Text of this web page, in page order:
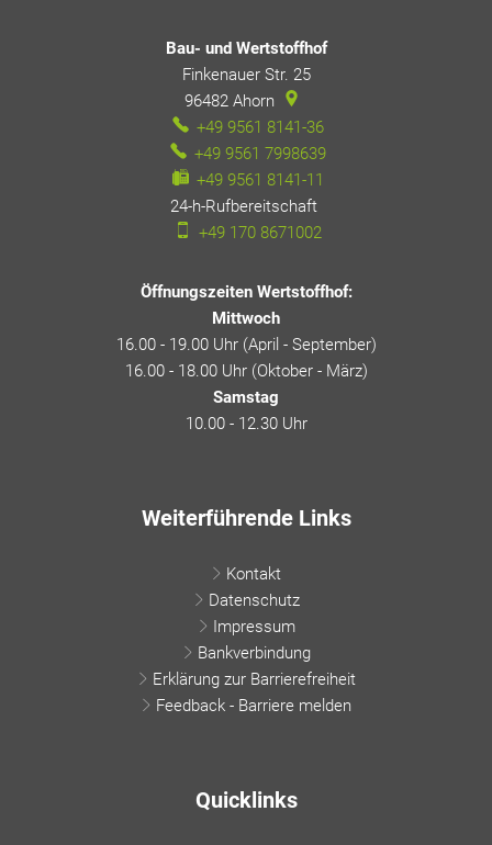
Bau- und Wertstoffhof
Finkenauer Str. 25
96482 Ahorn
+49 9561 8141-36
+49 9561 7998639
+49 9561 8141-11
24-h-Rufbereitschaft
+49 170 8671002
Öffnungszeiten Wertstoffhof:
Mittwoch
16.00 - 19.00 Uhr (April - September)
16.00 - 18.00 Uhr (Oktober - März)
Samstag
10.00 - 12.30 Uhr
Weiterführende Links
Kontakt
Datenschutz
Impressum
Bankverbindung
Erklärung zur Barrierefreiheit
Feedback - Barriere melden
Quicklinks